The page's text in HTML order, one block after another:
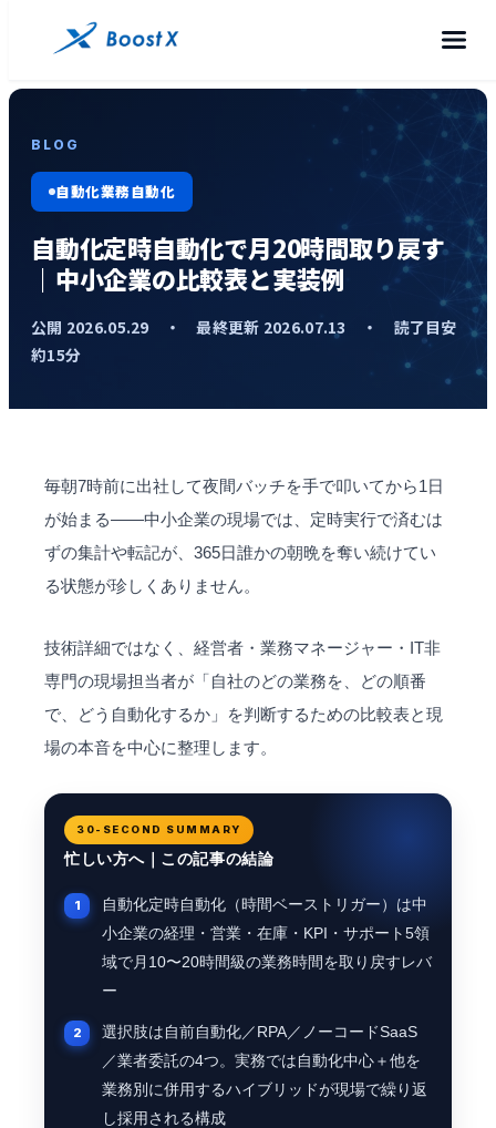
BLOG
自動化業務自動化
自動化定時自動化で月20時間取り戻す
｜中小企業の比較表と実装例
公開 2026.05.29 ・ 最終更新 2026.07.13 ・ 読了目安
約15分
毎朝7時前に出社して夜間バッチを手で叩いてから1日
が始まる——中小企業の現場では、定時実行で済むは
ずの集計や転記が、365日誰かの朝晩を奪い続けてい
る状態が珍しくありません。
技術詳細ではなく、経営者・業務マネージャー・IT非
専門の現場担当者が「自社のどの業務を、どの順番
で、どう自動化するか」を判断するための比較表と現
場の本音を中心に整理します。
30-SECOND SUMMARY
忙しい方へ｜この記事の結論
自動化定時自動化（時間ベーストリガー）は中
小企業の経理・営業・在庫・KPI・サポート5領
域で月10〜20時間級の業務時間を取り戻すレバ
ー
選択肢は自前自動化／RPA／ノーコードSaaS
／業者委託の4つ。実務では自動化中心＋他を
業務別に併用するハイブリッドが現場で繰り返
し採用される構成